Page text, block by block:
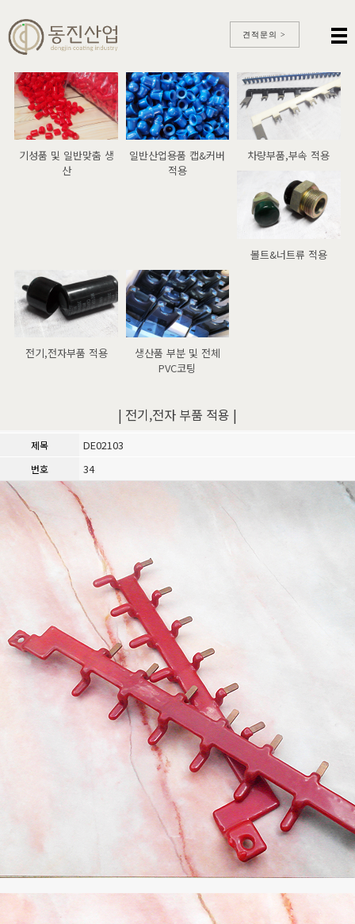
견적문의 >
기성품 및 일반맞춤 생
산
일반산업용품 캡&커버
적용
차량부품,부속 적용
볼트&너트류 적용
전기,전자부품 적용
생산품 부분 및 전체
PVC코팅
| 전기,전자 부품 적용 |
제목 DE02103
번호 34